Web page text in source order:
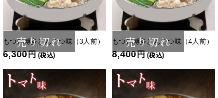
売り切れ
もつ鍋博多とんこつ味（3人前）
6,300円 (税込)
売り切れ
もつ鍋博多とんこつ味（4人前）
8,400円 (税込)